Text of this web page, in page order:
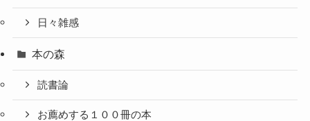
日々雑感
本の森
読書論
お薦めする１００冊の本